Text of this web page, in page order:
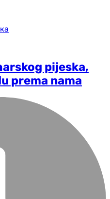
pijeska,
prema nama